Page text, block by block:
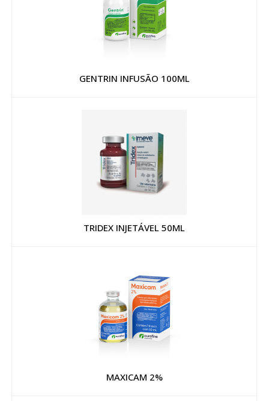
GENTRIN INFUSÃO 100ML
TRIDEX INJETÁVEL 50ML
MAXICAM 2%